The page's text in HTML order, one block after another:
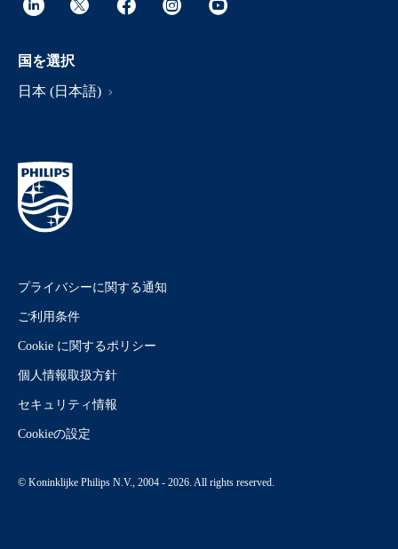
国を選択
日本 (日本語)
プライバシーに関する通知
ご利用条件
Cookie に関するポリシー
個人情報取扱方針
セキュリティ情報
Cookieの設定
© Koninklijke Philips N.V., 2004 - 2026. All rights reserved.